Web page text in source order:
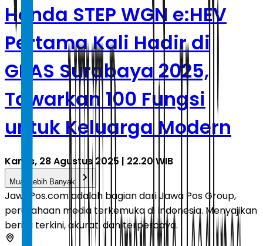
Honda STEP WGN e:HEV
Pertama Kali Hadir di
GIIAS Surabaya 2025,
Tawarkan 100 Fungsi
untuk Keluarga Modern
Kamis, 28 Agustus 2025 | 22.20 WIB
Muat Lebih Banyak
JawaPos.com adalah bagian dari Jawa Pos Group,
perusahaan media terkemuka di Indonesia. Menyajikan
berita terkini, akurat, dan terpercaya.